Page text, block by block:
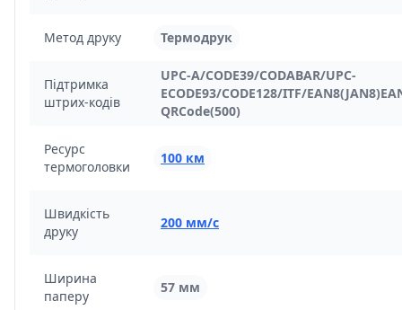
Метод друку Термодрук
Підтримка
штрих-кодів
UPC-A/CODE39/CODABAR/UPC-
ECODE93/CODE128/ITF/
QRCode(500)
Ресурс
термоголовки
100 км
Швидкість
друку
200 мм/с
Ширина
паперу
57 мм